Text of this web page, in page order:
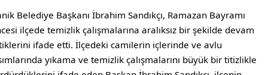
Belediye Başkanı İbrahim Sandıkçı, Ramazan Bayramı
ilçede temizlik çalışmalarına aralıksız bir şekilde devam
ifade etti. İlçedeki camilerin içlerinde ve avlu
yıkama ve temizlik çalışmalarını büyük bir titizlikle